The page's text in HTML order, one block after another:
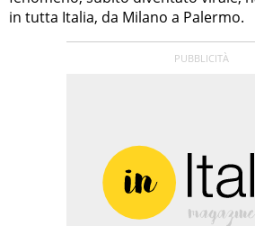
in tutta Italia, da Milano a Palermo.